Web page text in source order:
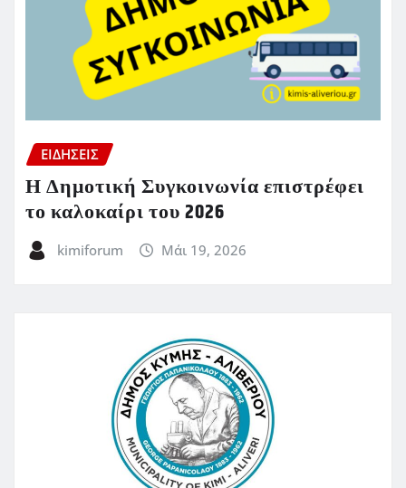
ΕΙΔΗΣΕΙΣ
Η Δημοτική Συγκοινωνία επιστρέφει
το καλοκαίρι του 2026
kimiforum Μάι 19, 2026